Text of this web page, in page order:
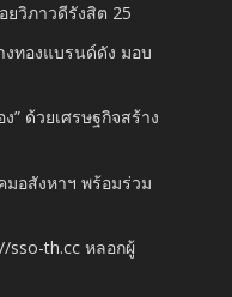
วิภาวดีรังสิต 25
ทองแบรนด์ดัง มอบ
” ด้วยเศรษฐกิจสร้าง
อสังหาฯ พร้อมร่วม
sso-th.cc หลอกผู้